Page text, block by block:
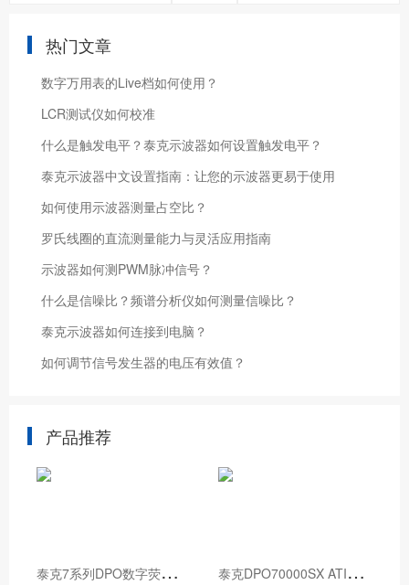
热门文章
数字万用表的Live档如何使用？
LCR测试仪如何校准
什么是触发电平？泰克示波器如何设置触发电平？
泰克示波器中文设置指南：让您的示波器更易于使用
如何使用示波器测量占空比？
罗氏线圈的直流测量能力与灵活应用指南
示波器如何测PWM脉冲信号？
什么是信噪比？频谱分析仪如何测量信噪比？
泰克示波器如何连接到电脑？
如何调节信号发生器的电压有效值？
产品推荐
泰
克7系列DPO数字荧光示波器 泰
克DPO70000SX ATI性能示波器